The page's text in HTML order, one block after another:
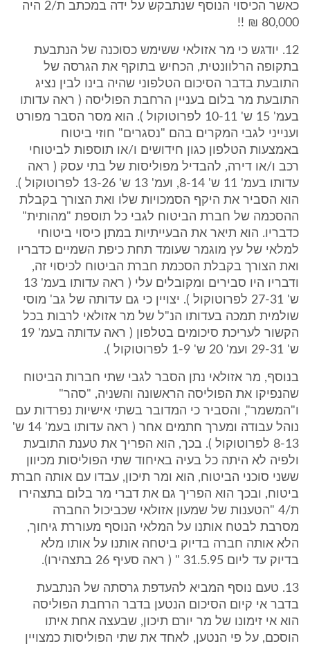
כאשר הכיסוי הנוסף שנתבקש על ידה במכתב ת/2 היה
80,000 ₪ !!
12. יודגש כי מר אזולאי ששימש כסוכנה של הנתבעת
בתקופה הרלוונטית, הכחיש בתוקף את הגרסה של
התובעת בדבר הסיכום הטלפוני שהיה בינו לבין נציג
התובעת מר בלום בעניין הרחבת הפוליסה ( ראה עדותו
בעמ' 15 ש' 10-11 לפרוטוקול ). הוא מסר הסבר מפורט
וענייני לגבי המקרים בהם "נסגרים" חוזי ביטוח
באמצעות הטלפון כגון חידושים ו/או תוספות לביטוחי
רכב ו/או דירה, להבדיל מפוליסות של בתי עסק ( ראה
עדותו בעמ' 11 ש' 8-14, ועמ' 13 ש' 13-26 לפרוטוקול ).
הוא הסביר את היקף הסמכויות שלו ואת הצורך בקבלת
ההסכמה של חברת הביטוח לגבי כל תוספת "מהותית"
כדבריו. הוא תיאר את הבעייתיות במתן כיסוי ביטוחי
למלאי של עץ מוגמר שעומד תחת כיפת השמיים כדבריו
ואת הצורך בקבלת הסכמת חברת הביטוח לכיסוי זה,
ודבריו היו סבירים ומקובלים עלי ( ראה עדותו בעמ' 13
ש' 27-31 לפרוטוקול ). יצויין כי גם עדותה של גב' מוסי
שולמית תמכה בעדותו הנ"ל של מר אזולאי לרבות בכל
הקשור לעריכת סיכומים בטלפון ( ראה עדותה בעמ' 19
ש' 29-31 ועמ' 20 ש' 1-9 לפרוטוקול ).
בנוסף, מר אזולאי נתן הסבר לגבי שתי חברות הביטוח
שהנפיקו את הפוליסה הראשונה והשניה, "סהר"
ו"המשמר", והסביר כי המדובר בשתי אישיות נפרדות עם
נוהל עבודה ומערך חתמים אחר ( ראה עדותו בעמ' 14 ש'
8-13 לפרוטוקול ). בכך, הוא הפריך את טענת התובעת
ולפיה לא היתה כל בעיה באיחוד שתי הפוליסות מכיוון
ששני סוכני הביטוח, הוא ומר תיכון, עבדו עם אותה חברת
ביטוח, ובכך הוא הפריך גם את דברי מר בלום בתצהירו
ת/4 "הטענות של שמעון אזולאי שכביכול החברה
מסרבת לבטח אותנו על המלאי הנוסף מעוררת גיחוך,
הלא אותה חברה בדיוק ביטחה אותנו על אותו מלא
בדיוק עד ליום 31.5.95 " ( ראה סעיף 26 בתצהירו).
13. טעם נוסף המביא להעדפת גרסתה של הנתבעת
בדבר אי קיום הסיכום הנטען בדבר הרחבת הפוליסה
הוא אי זימונו של מר יורם תיכון, שבעצה אחת איתו
הוסכם, על פי הנטען, לאחד את שתי הפוליסות כמצויין